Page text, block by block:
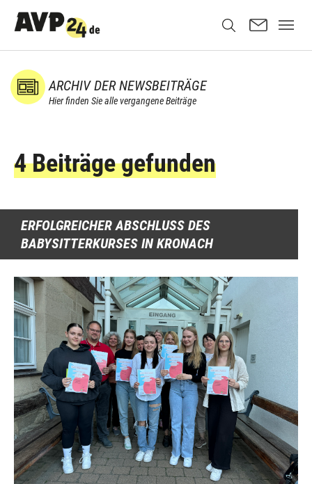
ARCHIV DER NEWSBEITRÄGE
Hier finden Sie alle vergangene Beiträge
4 Beiträge gefunden
ERFOLGREICHER ABSCHLUSS DES
BABYSITTERKURSES IN KRONACH